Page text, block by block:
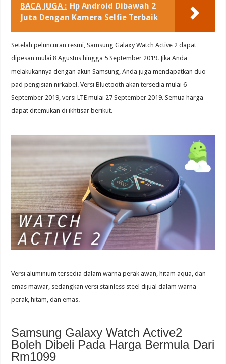
BACA JUGA : Hp Android Dibawah 2
Juta Dengan Kamera Selfie Terbaik
Setelah peluncuran resmi, Samsung Galaxy Watch Active 2 dapat
dipesan mulai 8 Agustus hingga 5 September 2019. Jika Anda
melakukannya dengan akun Samsung, Anda juga mendapatkan duo
pad pengisian nirkabel. Versi Bluetooth akan tersedia mulai 6
September 2019, versi LTE mulai 27 September 2019. Semua harga
dapat ditemukan di ikhtisar berikut.
Versi aluminium tersedia dalam warna perak awan, hitam aqua, dan
emas mawar, sedangkan versi stainless steel dijual dalam warna
perak, hitam, dan emas.
Samsung Galaxy Watch Active2
Boleh Dibeli Pada Harga Bermula Dari
Rm1099